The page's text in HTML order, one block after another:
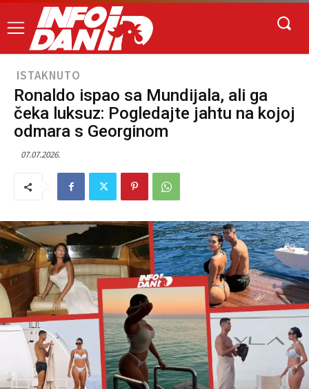
ISTAKNUTO
Ronaldo ispao sa Mundijala, ali ga
čeka luksuz: Pogledajte jahtu na kojoj
odmara s Georginom
07.07.2026.